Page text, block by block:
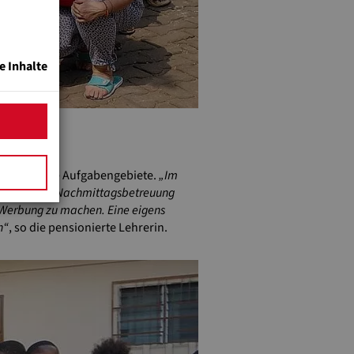
vielfältige Aufgabengebiete.„Im
die Nachmittagsbetreuung
zu machen. Eine eigens
, so die pensionierte Lehrerin.
Inhalte